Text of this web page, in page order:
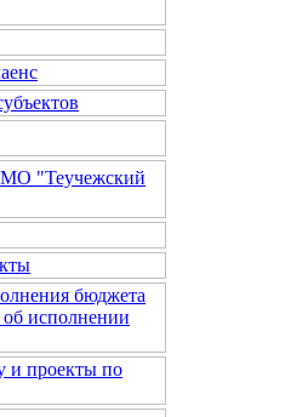
"Теучежский
бюджета
исполнении
и проекты по